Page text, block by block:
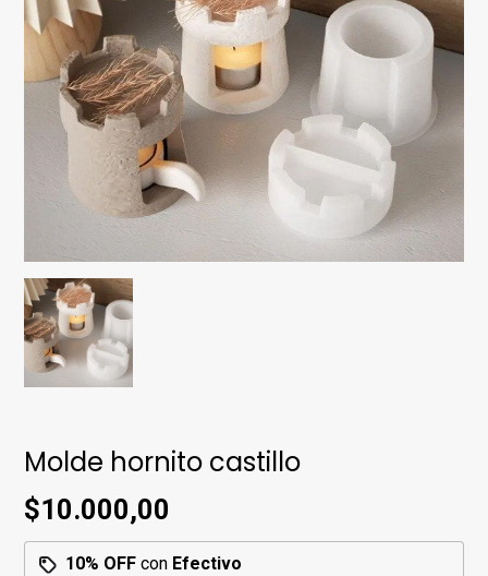
Molde hornito castillo
$10.000,00
10% OFF con Efectivo